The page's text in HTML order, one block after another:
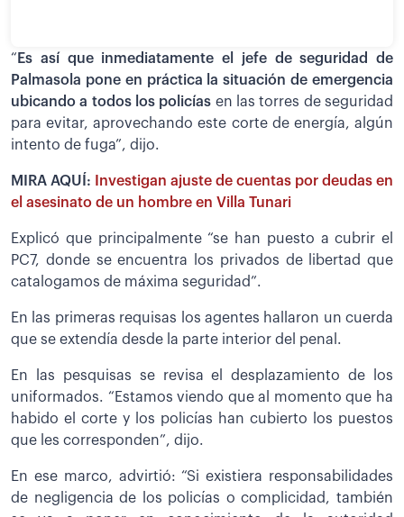
“ Es así que inmediatamente el jefe de seguridad de
Palmasola pone en práctica la situación de emergencia
ubicando a todos los policías en las torres de seguridad
para evitar, aprovechando este corte de energía, algún
intento de fuga”, dijo.
MIRA AQUÍ:
Investigan ajuste de cuentas por deudas en
el asesinato de un hombre en Villa Tunari
Explicó que principalmente “se han puesto a cubrir el
PC7, donde se encuentra los privados de libertad que
catalogamos de máxima seguridad”.
En las primeras requisas los agentes hallaron un cuerda
que se extendía desde la parte interior del penal.
En las pesquisas se revisa el desplazamiento de los
uniformados. “Estamos viendo que al momento que ha
habido el corte y los policías han cubierto los puestos
que les corresponden”, dijo.
En ese marco, advirtió: “Si existiera responsabilidades
de negligencia de los policías o complicidad, también